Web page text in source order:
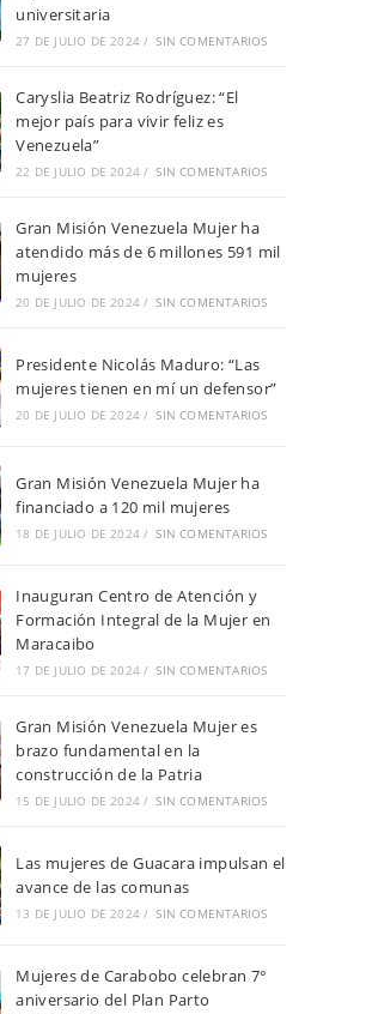
universitaria
27 DE JULIO DE 2024 / SIN COMENTARIOS
Caryslia Beatriz Rodríguez: “El
mejor país para vivir feliz es
Venezuela”
22 DE JULIO DE 2024 / SIN COMENTARIOS
Gran Misión Venezuela Mujer ha
atendido más de 6 millones 591 mil
mujeres
20 DE JULIO DE 2024 / SIN COMENTARIOS
Presidente Nicolás Maduro: “Las
mujeres tienen en mí un defensor”
20 DE JULIO DE 2024 / SIN COMENTARIOS
Gran Misión Venezuela Mujer ha
financiado a 120 mil mujeres
18 DE JULIO DE 2024 / SIN COMENTARIOS
Inauguran Centro de Atención y
Formación Integral de la Mujer en
Maracaibo
17 DE JULIO DE 2024 / SIN COMENTARIOS
Gran Misión Venezuela Mujer es
brazo fundamental en la
construcción de la Patria
15 DE JULIO DE 2024 / SIN COMENTARIOS
Las mujeres de Guacara impulsan el
avance de las comunas
13 DE JULIO DE 2024 / SIN COMENTARIOS
Mujeres de Carabobo celebran 7°
aniversario del Plan Parto